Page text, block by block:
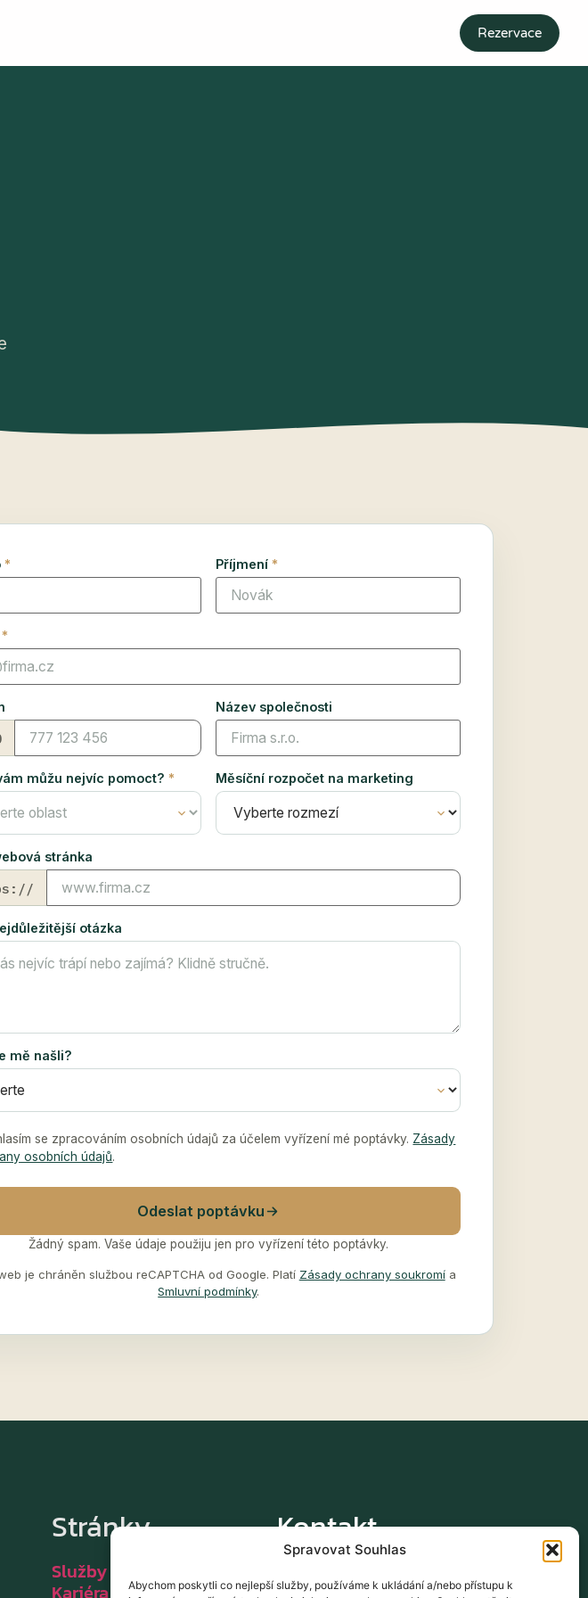
Spravovat Souhlas
Abychom poskytli co nejlepší služby, používáme k ukládání a/nebo přístupu k
Rezervace
* Příjmení*
*
Název společnosti
můžu nejvíc pomoct?* Měsíční rozpočet na marketing
stránka
otázka
mě našli?
se zpracováním osobních údajů za účelem vyřízení mé poptávky. Zásady
osobních údajů.
Odeslat poptávku
Žádný spam. Vaše údaje použiju jen pro vyřízení této poptávky.
je chráněn službou reCAPTCHA od Google. Platí Zásady ochrany soukromía
Smluvní podmínky.
Stránky
Služby
Kariéra
Kontakt